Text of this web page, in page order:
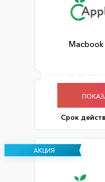
Macbook
Срок
АКЦИЯ